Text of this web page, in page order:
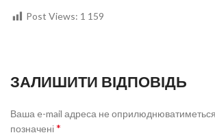
Post Views: 1 159
ЗАЛИШИТИ ВІДПОВІДЬ
Ваша e-mail адреса не
позначені*